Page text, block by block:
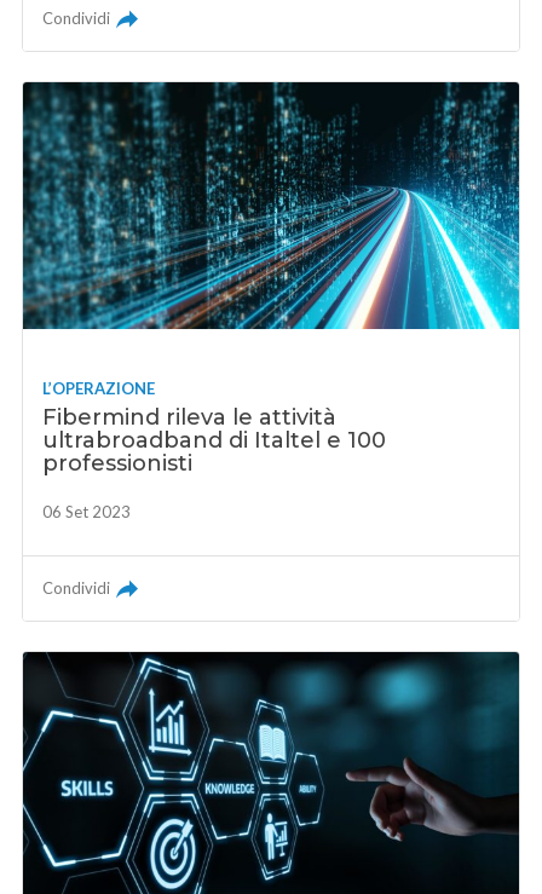
Condividi
L’OPERAZIONE
Fibermind rileva le attività
ultrabroadband di Italtel e 100
professionisti
06 Set 2023
Condividi